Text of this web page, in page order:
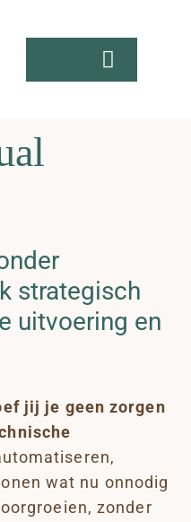
Toggle
strategisch
uitvoering en
jij je geen zorgen
wat nu onnodig
zonder